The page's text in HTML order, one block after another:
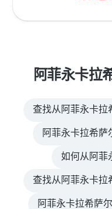
阿菲永卡拉
查找从阿菲永卡拉
阿菲永卡拉希萨
如何从阿菲
查找从阿菲永卡拉
阿菲永卡拉希萨